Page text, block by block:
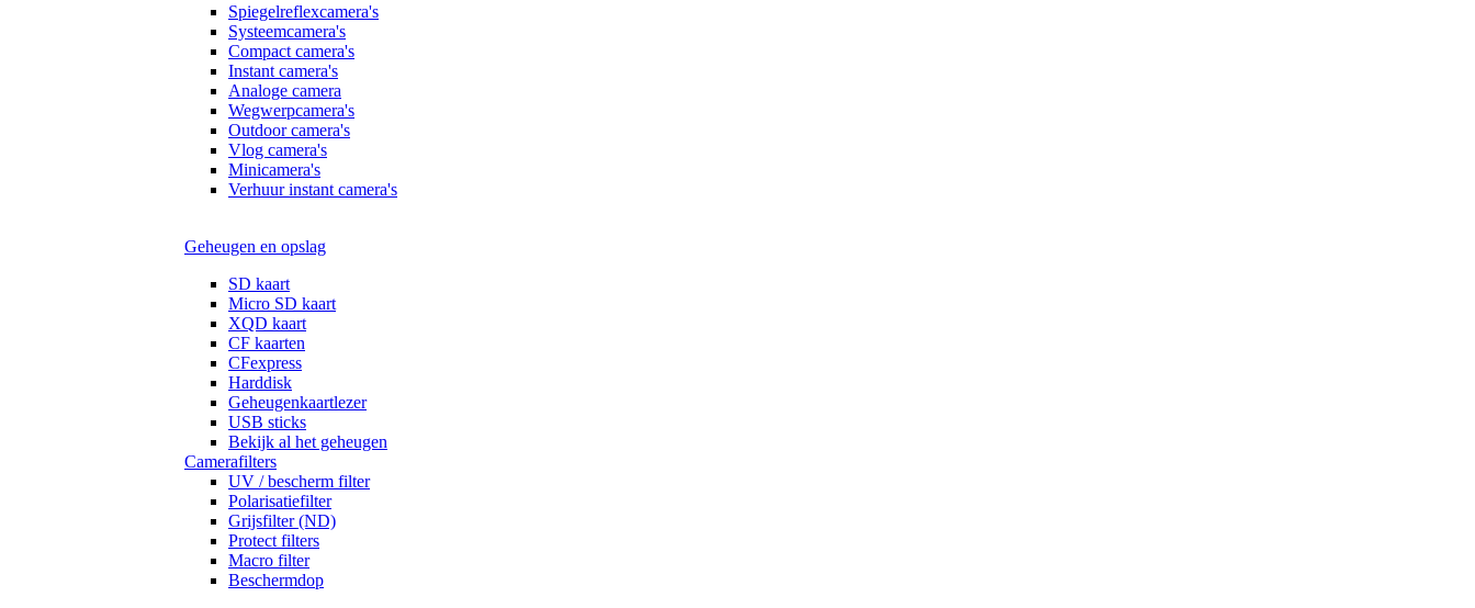
Spiegelreflexcamera's
Systeemcamera's
Compact camera's
Instant camera's
Analoge camera
Wegwerpcamera's
Outdoor camera's
Vlog camera's
Minicamera's
Verhuur instant camera's
Geheugen en opslag
SD kaart
Micro SD kaart
XQD kaart
CF kaarten
CFexpress
Harddisk
Geheugenkaartlezer
USB sticks
Bekijk al het geheugen
Camerafilters
UV / bescherm filter
Polarisatiefilter
Grijsfilter (ND)
Protect filters
Macro filter
Beschermdop